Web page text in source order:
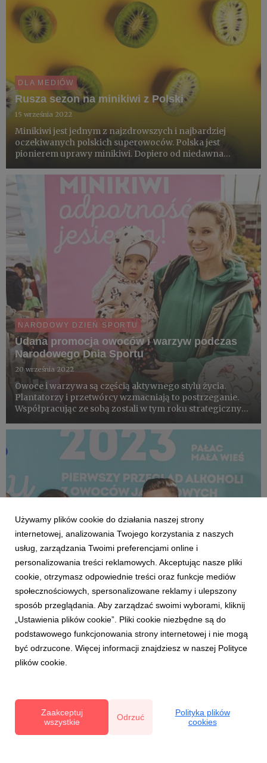
DLA MEDIÓW
Rusza sezon na minikiwi z Polski
15 września 2022
Minikiwi jest jednym z najzdrowszych i najbardziej
oczekiwanych polskich superowoców. Polska jest
pionierem uprawy minikiwi. Dopiero od niedawna
Europy, USA, Nowej Zelandii i w Chinach. Dwa lata temu
owoce tego małego k...
NARODOWY DZIEŃ SPORTU
Udana promocja owoców i warzyw podczas
Narodowego Dnia Sportu
20 września 2022
Owoce i warzywa są częścią aktywnego stylu życia.
Plantatorzy i przetwórcy wzmacniają to postrzeganie.
Współpracując ze sobą zostali w tym roku strategicznym
ze sportowcami pokazywali, że „dobra forma zaczyna się
MINIKIWI
Nalewka z minikiwi zdobywcą złotego medalu
i Grand Prix Berry Fest 2023
6 października 2022
Rozdano Medale i Grand Prix Berry Fest 2023 dla
najlepszych jagodowych alkoholi. W konkursie wzięło
udział 28 nalewek, destylatów i win. Wśród laureatów
agrestu i aron...
Używamy plików cookie do działania naszej strony
internetowej, analizowania Twojego korzystania z naszych
usług, zarządzania Twoimi preferencjami online i
personalizowania treści reklamowych. Akceptując nasze pliki
cookie, otrzymasz odpowiednie treści oraz funkcje mediów
społecznościowych, spersonalizowane reklamy i ulepszony
sposób przeglądania. Aby zarządzać swoimi wyborami, kliknij
„Ustawienia plików cookie”. Pliki cookie niezbędne są do
podstawowego funkcjonowania strony internetowej i nie mogą
być odrzucone. Więcej informacji znajdziesz w naszej Polityce
plików cookie.
Zaakceptuj
wszystkie
Odrzuć
Polityka plików
cookies